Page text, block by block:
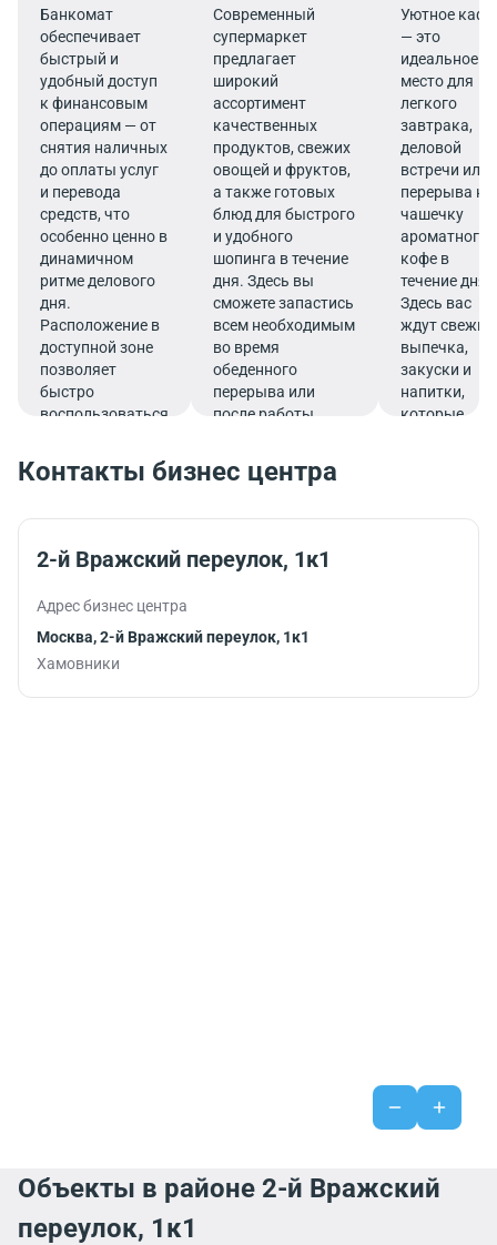
Банкомат
обеспечивает
быстрый и
удобный доступ
к финансовым
операциям — от
снятия наличных
до оплаты услуг
и перевода
средств, что
особенно ценно в
динамичном
ритме делового
дня.
Расположение в
доступной зоне
позволяет
быстро
воспользоваться
Современный
супермаркет
предлагает
широкий
ассортимент
качественных
продуктов, свежих
овощей и фруктов,
а также готовых
блюд для быстрого
и удобного
шопинга в течение
дня. Здесь вы
сможете запастись
всем необходимым
во время
обеденного
перерыва или
после работы.
Уютное кафе
— это
идеальное
место для
легкого
завтрака,
деловой
встречи или
перерыва на
чашечку
ароматного
кофе в
течение дня.
Здесь вас
ждут свежие
выпечка,
закуски и
напитки,
которые
продуктивно
Контакты бизнес центра
2-й Вражский переулок, 1к1
Адрес бизнес центра
Москва, 2-й Вражский переулок, 1к1
Хамовники
Объекты в районе 2-й Вражский
переулок, 1к1